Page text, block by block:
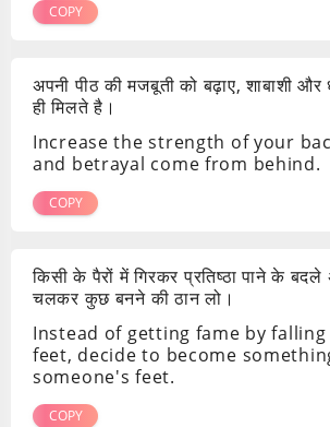
COPY
अपनी पीठ की मजबूती को बढ़ाए, शाबाशी और
ही मिलते है।
Increase the strength of your
and betrayal come from behind.
COPY
किसी के पैरों में गिरकर प्रतिष्ठा पाने के बदले
चलकर कुछ बनने की ठान लो।
Instead of getting fame by
feet, decide to become
someone's feet.
COPY